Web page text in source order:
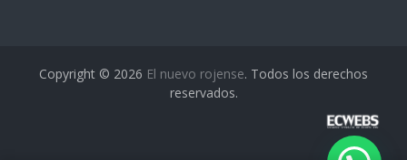
Copyright © 2026 El nuevo rojense. Todos los derechos
reservados.